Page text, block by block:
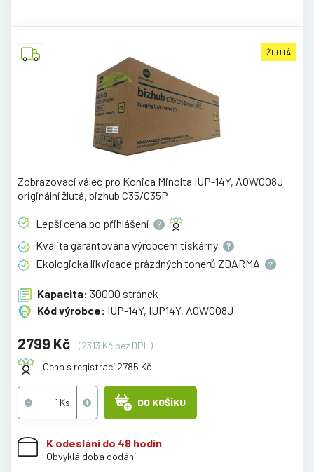
ŽLUTÁ
Zobrazovací válec pro Konica Minolta IUP-14Y, A0WG08J
originální žlutá, bizhub C35/C35P
Lepší cena po přihlášení
Kvalita garantována výrobcem tiskárny
Ekologická likvidace prázdných tonerů ZDARMA
Kapacita: 30000 stránek
Kód výrobce: IUP-14Y, IUP14Y, A0WG08J
2799 Kč
(2313 Kč bez DPH)
Cena s registrací 2785 Kč
DO KOŠÍKU
K odeslání do 48 hodin
Obvyklá doba dodání